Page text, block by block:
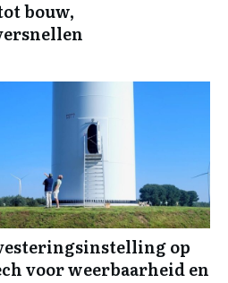
bouw,
op
voor weerbaarheid en